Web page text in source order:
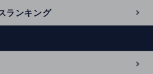
ランキング